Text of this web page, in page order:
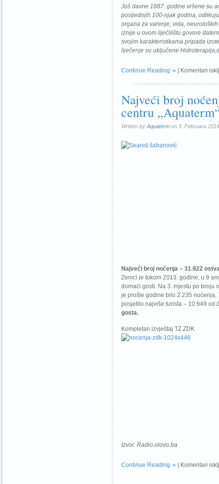
Još davne 1887. godine vršene su
posljednjih 100-njak godina,
organa za varenje, vida,
iznije u ovom liječilištu govore
svojim karakteristikama pripada
liječenje su uključene
Continue Reading Komentari
Najveći broj
centru
Written by Aquaterm on 3. Februara
Najveći broj noćenja – 31.922
Zenici je tokom 2013. godine, u 9
domaći gosti. Na 3. mjestu po broju
je prošle godine bilo 2.235 noćenja,
posjetilo najviše turista – 10.949 od
gosta.
Kompletan izvještaj TZ ZDK
Izvor: Radio.olovo.ba
Continue Reading Komentari